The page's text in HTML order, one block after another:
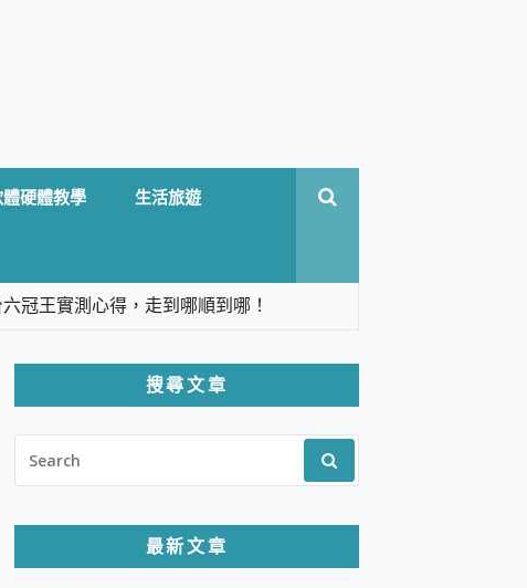
硬體教學 生活旅遊
冠王實測心得，走到哪順到哪！
Solo 3 2.5K高畫質戶外攝影機 開箱 評
Copilot+ PC
IP69K 高防護
規防摔殼完整開箱評價
測
搜尋文章
FOR:
最新文章